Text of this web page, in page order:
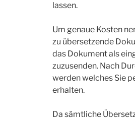
lassen.
Um genaue Kosten
zu übersetzende
das Dokument als
zuzusenden. Nach
werden welches Sie
erhalten.
Da sämtliche